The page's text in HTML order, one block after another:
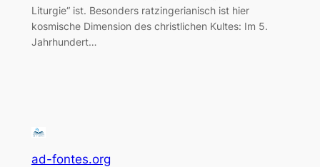
Liturgie“ ist. Besonders ratzingerianisch ist hier
kosmische Dimension des christlichen Kultes: Im 5.
Jahrhundert…
ad-fontes.org